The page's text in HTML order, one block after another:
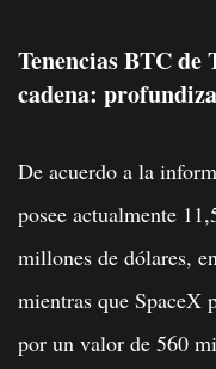
Tenencias BTC de
cadena:
De acuerdo a la
posee actualmente
millones de dólares,
mientras que SpaceX
por un valor de 560